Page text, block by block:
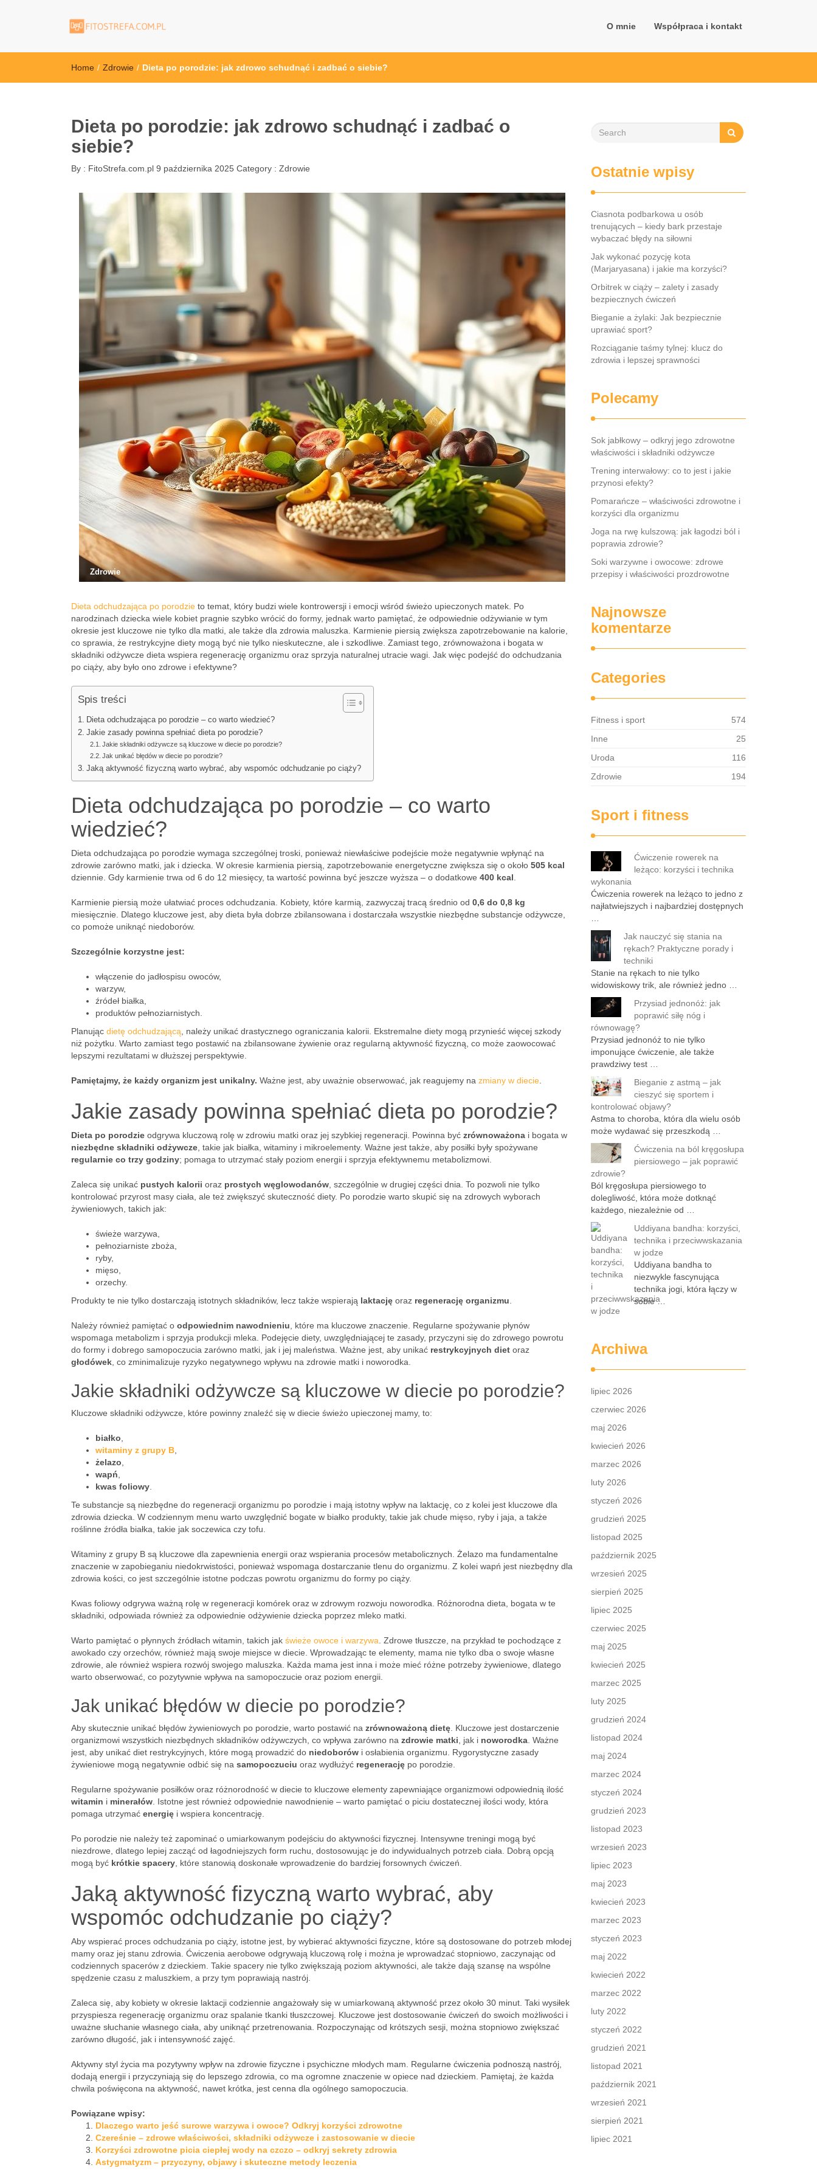
O mnie Współpraca i kontakt
Home / Zdrowie / Dieta po porodzie: jak zdrowo schudnąć i zadbać o siebie?
Dieta po porodzie: jak zdrowo schudnąć i zadbać o
siebie?
By : FitoStrefa.com.pl 9 października 2025 Category : Zdrowie
Zdrowie
Dieta odchudzająca po porodzie to temat, który budzi wiele kontrowersji i emocji wśród świeżo upieczonych matek. Po
narodzinach dziecka wiele kobiet pragnie szybko wrócić do formy, jednak warto pamiętać, że odpowiednie odżywianie w tym
okresie jest kluczowe nie tylko dla matki, ale także dla zdrowia maluszka. Karmienie piersią zwiększa zapotrzebowanie na kalorie,
co sprawia, że restrykcyjne diety mogą być nie tylko nieskuteczne, ale i szkodliwe. Zamiast tego, zrównoważona i bogata w
składniki odżywcze dieta wspiera regenerację organizmu oraz sprzyja naturalnej utracie wagi. Jak więc podejść do odchudzania
po ciąży, aby było ono zdrowe i efektywne?
Spis treści
Dieta odchudzająca po porodzie – co warto wiedzieć?
Jakie zasady powinna spełniać dieta po porodzie?
Jakie składniki odżywcze są kluczowe w diecie po porodzie?
Jak unikać błędów w diecie po porodzie?
Jaką aktywność fizyczną warto wybrać, aby wspomóc odchudzanie po ciąży?
Dieta odchudzająca po porodzie – co warto
wiedzieć?
Dieta odchudzająca po porodzie wymaga szczególnej troski, ponieważ niewłaściwe podejście może negatywnie wpłynąć na
zdrowie zarówno matki, jak i dziecka. W okresie karmienia piersią, zapotrzebowanie energetyczne zwiększa się o około 505 kcal
dziennie. Gdy karmienie trwa od 6 do 12 miesięcy, ta wartość powinna być jeszcze wyższa – o dodatkowe 400 kcal
Karmienie piersią może ułatwiać proces odchudzania. Kobiety, które karmią, zazwyczaj tracą średnio od 0,6 do 0,8 kg
miesięcznie. Dlatego kluczowe jest, aby dieta była dobrze zbilansowana i dostarczała wszystkie niezbędne substancje odżywcze,
co pomoże uniknąć niedoborów.
Szczególnie korzystne jest:
włączenie do jadłospisu owoców,
warzyw,
źródeł białka,
produktów pełnoziarnistych.
Planując dietę odchudzającą , należy unikać drastycznego ograniczania kalorii. Ekstremalne diety mogą przynieść więcej szkody
niż pożytku. Warto zamiast tego postawić na zbilansowane żywienie oraz regularną aktywność fizyczną, co może zaowocować
lepszymi rezultatami w dłuższej perspektywie.
Pamiętajmy, że każdy organizm jest unikalny. Ważne jest, aby uważnie obserwować, jak reagujemy na zmiany w diecie
Jakie zasady powinna spełniać dieta po porodzie?
Dieta po porodzie odgrywa kluczową rolę w zdrowiu matki oraz jej szybkiej regeneracji. Powinna być zrównoważona i bogata w
niezbędne składniki odżywcze , takie jak białka, witaminy i mikroelementy. Ważne jest także, aby posiłki były spożywane
regularnie co trzy godziny; pomaga to utrzymać stały poziom energii i sprzyja efektywnemu metabolizmowi.
Zaleca się unikać pustych kalorii oraz prostych węglowodanów , szczególnie w drugiej części dnia. To pozwoli nie tylko
kontrolować przyrost masy ciała, ale też zwiększyć skuteczność diety. Po porodzie warto skupić się na zdrowych wyborach
żywieniowych, takich jak:
świeże warzywa,
pełnoziarniste zboża,
ryby,
mięso,
orzechy.
Produkty te nie tylko dostarczają istotnych składników, lecz także wspierają laktację oraz regenerację organizmu
Należy również pamiętać o odpowiednim nawodnieniu , które ma kluczowe znaczenie. Regularne spożywanie płynów
wspomaga metabolizm i sprzyja produkcji mleka. Podejęcie diety, uwzględniającej te zasady, przyczyni się do zdrowego powrotu
do formy i dobrego samopoczucia zarówno matki, jak i jej maleństwa. Ważne jest, aby unikać restrykcyjnych diet oraz
głodówek , co zminimalizuje ryzyko negatywnego wpływu na zdrowie matki i noworodka.
Jakie składniki odżywcze są kluczowe w diecie po porodzie?
Kluczowe składniki odżywcze, które powinny znaleźć się w diecie świeżo upieczonej mamy, to:
białko
witaminy z grupy B
żelazo
wapń
kwas foliowy
Te substancje są niezbędne do regeneracji organizmu po porodzie i mają istotny wpływ na laktację, co z kolei jest kluczowe dla
zdrowia dziecka. W codziennym menu warto uwzględnić bogate w białko produkty, takie jak chude mięso, ryby i jaja, a także
roślinne źródła białka, takie jak soczewica czy tofu.
Witaminy z grupy B są kluczowe dla zapewnienia energii oraz wspierania procesów metabolicznych. Żelazo ma fundamentalne
znaczenie w zapobieganiu niedokrwistości, ponieważ wspomaga dostarczanie tlenu do organizmu. Z kolei wapń jest niezbędny dla
zdrowia kości, co jest szczególnie istotne podczas powrotu organizmu do formy po ciąży.
Kwas foliowy odgrywa ważną rolę w regeneracji komórek oraz w zdrowym rozwoju noworodka. Różnorodna dieta, bogata w te
składniki, odpowiada również za odpowiednie odżywienie dziecka poprzez mleko matki.
Warto pamiętać o płynnych źródłach witamin, takich jak świeże owoce i warzywa . Zdrowe tłuszcze, na przykład te pochodzące z
awokado czy orzechów, również mają swoje miejsce w diecie. Wprowadzając te elementy, mama nie tylko dba o swoje własne
zdrowie, ale również wspiera rozwój swojego maluszka. Każda mama jest inna i może mieć różne potrzeby żywieniowe, dlatego
warto obserwować, co pozytywnie wpływa na samopoczucie oraz poziom energii.
Jak unikać błędów w diecie po porodzie?
Aby skutecznie unikać błędów żywieniowych po porodzie, warto postawić na zrównoważoną dietę . Kluczowe jest dostarczenie
organizmowi wszystkich niezbędnych składników odżywczych, co wpływa zarówno na zdrowie matki , jak i noworodka . Ważne
jest, aby unikać diet restrykcyjnych, które mogą prowadzić do niedoborów i osłabienia organizmu. Rygorystyczne zasady
żywieniowe mogą negatywnie odbić się na samopoczuciu oraz wydłużyć regenerację po porodzie.
Regularne spożywanie posiłków oraz różnorodność w diecie to kluczowe elementy zapewniające organizmowi odpowiednią ilość
witamin i minerałów . Istotne jest również odpowiednie nawodnienie – warto pamiętać o piciu dostatecznej ilości wody, która
pomaga utrzymać energię i wspiera koncentrację.
Po porodzie nie należy też zapominać o umiarkowanym podejściu do aktywności fizycznej. Intensywne treningi mogą być
niezdrowe, dlatego lepiej zacząć od łagodniejszych form ruchu, dostosowując je do indywidualnych potrzeb ciała. Dobrą opcją
mogą być krótkie spacery , które stanowią doskonałe wprowadzenie do bardziej forsownych ćwiczeń.
Jaką aktywność fizyczną warto wybrać, aby
wspomóc odchudzanie po ciąży?
Aby wspierać proces odchudzania po ciąży, istotne jest, by wybierać aktywności fizyczne, które są dostosowane do potrzeb młodej
mamy oraz jej stanu zdrowia. Ćwiczenia aerobowe odgrywają kluczową rolę i można je wprowadzać stopniowo, zaczynając od
codziennych spacerów z dzieckiem. Takie spacery nie tylko zwiększają poziom aktywności, ale także dają szansę na wspólne
spędzenie czasu z maluszkiem, a przy tym poprawiają nastrój.
Zaleca się, aby kobiety w okresie laktacji codziennie angażowały się w umiarkowaną aktywność przez około 30 minut. Taki wysiłek
przyspiesza regenerację organizmu oraz spalanie tkanki tłuszczowej. Kluczowe jest dostosowanie ćwiczeń do swoich możliwości i
uważne słuchanie własnego ciała, aby uniknąć przetrenowania. Rozpoczynając od krótszych sesji, można stopniowo zwiększać
zarówno długość, jak i intensywność zajęć.
Aktywny styl życia ma pozytywny wpływ na zdrowie fizyczne i psychiczne młodych mam. Regularne ćwiczenia podnoszą nastrój,
dodają energii i przyczyniają się do lepszego zdrowia, co ma ogromne znaczenie w opiece nad dzieckiem. Pamiętaj, że każda
chwila poświęcona na aktywność, nawet krótka, jest cenna dla ogólnego samopoczucia.
Powiązane wpisy:
Dlaczego warto jeść surowe warzywa i owoce? Odkryj korzyści zdrowotne
Czereśnie – zdrowe właściwości, składniki odżywcze i zastosowanie w diecie
Korzyści zdrowotne picia ciepłej wody na czczo – odkryj sekrety zdrowia
Astygmatyzm – przyczyny, objawy i skuteczne metody leczenia
Ostatnie wpisy
Ciasnota podbarkowa u osób
trenujących – kiedy bark przestaje
wybaczać błędy na siłowni
Jak wykonać pozycję kota
(Marjaryasana) i jakie ma korzyści?
Orbitrek w ciąży – zalety i zasady
bezpiecznych ćwiczeń
Bieganie a żylaki: Jak bezpiecznie
uprawiać sport?
Rozciąganie taśmy tylnej: klucz do
zdrowia i lepszej sprawności
Polecamy
Sok jabłkowy – odkryj jego zdrowotne
właściwości i składniki odżywcze
Trening interwałowy: co to jest i jakie
przynosi efekty?
Pomarańcze – właściwości zdrowotne i
korzyści dla organizmu
Joga na rwę kulszową: jak łagodzi ból i
poprawia zdrowie?
Soki warzywne i owocowe: zdrowe
przepisy i właściwości prozdrowotne
Najnowsze
komentarze
Categories
Fitness i sport
574
Inne
25
Uroda
116
Zdrowie
194
Sport i fitness
Ćwiczenie rowerek na
leżąco: korzyści i technika
wykonania
Ćwiczenia rowerek na leżąco to jedno z
najłatwiejszych i najbardziej dostępnych
Jak nauczyć się stania na
rękach? Praktyczne porady i
techniki
Stanie na rękach to nie tylko
widowiskowy trik, ale również jedno …
Przysiad jednonóż: jak
poprawić siłę nóg i
równowagę?
Przysiad jednonóż to nie tylko
imponujące ćwiczenie, ale także
prawdziwy test …
Bieganie z astmą – jak
cieszyć się sportem i
kontrolować objawy?
Astma to choroba, która dla wielu osób
może wydawać się przeszkodą …
Ćwiczenia na ból kręgosłupa
piersiowego – jak poprawić
zdrowie?
Ból kręgosłupa piersiowego to
dolegliwość, która może dotknąć
każdego, niezależnie od …
Uddiyana bandha: korzyści,
technika i przeciwwskazania
w jodze
Uddiyana bandha to
niezwykle fascynująca
technika jogi, która łączy w
sobie …
Archiwa
lipiec 2026
czerwiec 2026
maj 2026
kwiecień 2026
marzec 2026
luty 2026
styczeń 2026
grudzień 2025
listopad 2025
październik 2025
wrzesień 2025
sierpień 2025
lipiec 2025
czerwiec 2025
maj 2025
kwiecień 2025
marzec 2025
luty 2025
grudzień 2024
listopad 2024
maj 2024
marzec 2024
styczeń 2024
grudzień 2023
listopad 2023
wrzesień 2023
lipiec 2023
maj 2023
kwiecień 2023
marzec 2023
styczeń 2023
maj 2022
kwiecień 2022
marzec 2022
luty 2022
styczeń 2022
grudzień 2021
listopad 2021
październik 2021
wrzesień 2021
sierpień 2021
lipiec 2021